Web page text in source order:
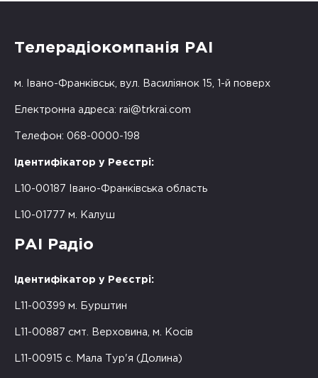
Телерадіокомпанія РАІ
м. Івано-Франківськ, вул. Василіянок 15, 1-й поверх
Електронна адреса: rai@trkrai.com
Телефон: 068-0000-198
Ідентифікатор у Реєстрі:
L10-00187 Івано-Франківська область
L10-01777 м. Калуш
РАІ Радіо
Ідентифікатор у Реєстрі:
L11-00399 м. Бурштин
L11-00887 смт. Верховина, м. Косів
L11-00915 с. Мала Тур'я (Долина)